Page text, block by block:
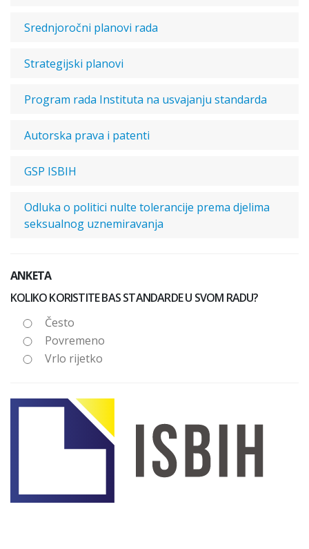
Srednjoročni planovi rada
Strategijski planovi
Program rada Instituta na usvajanju standarda
Autorska prava i patenti
GSP ISBIH
Odluka o politici nulte tolerancije prema djelima
seksualnog uznemiravanja
ANKETA
KOLIKO KORISTITE BAS STANDARDE U SVOM RADU?
Često
Povremeno
Vrlo rijetko